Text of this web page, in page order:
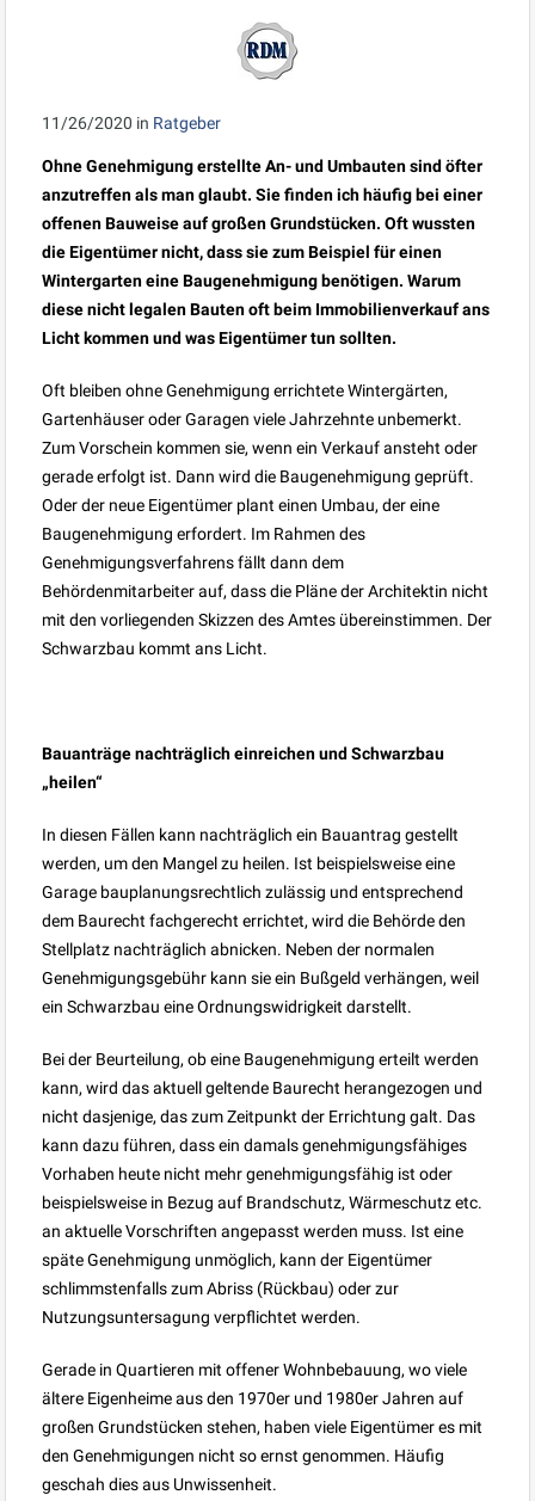
11/26/2020 in Ratgeber
Ohne Genehmigung erstellte An- und Umbauten sind öfter
anzutreffen als man glaubt. Sie finden ich häufig bei einer
offenen Bauweise auf großen Grundstücken. Oft wussten
die Eigentümer nicht, dass sie zum Beispiel für einen
Wintergarten eine Baugenehmigung benötigen. Warum
diese nicht legalen Bauten oft beim Immobilienverkauf ans
Licht kommen und was Eigentümer tun sollten.
Oft bleiben ohne Genehmigung errichtete Wintergärten,
Gartenhäuser oder Garagen viele Jahrzehnte unbemerkt.
Zum Vorschein kommen sie, wenn ein Verkauf ansteht oder
gerade erfolgt ist. Dann wird die Baugenehmigung geprüft.
Oder der neue Eigentümer plant einen Umbau, der eine
Baugenehmigung erfordert. Im Rahmen des
Genehmigungsverfahrens fällt dann dem
Behördenmitarbeiter auf, dass die Pläne der Architektin nicht
mit den vorliegenden Skizzen des Amtes übereinstimmen. Der
Schwarzbau kommt ans Licht.
Bauanträge nachträglich einreichen und Schwarzbau
„heilen“
In diesen Fällen kann nachträglich ein Bauantrag gestellt
werden, um den Mangel zu heilen. Ist beispielsweise eine
Garage bauplanungsrechtlich zulässig und entsprechend
dem Baurecht fachgerecht errichtet, wird die Behörde den
Stellplatz nachträglich abnicken. Neben der normalen
Genehmigungsgebühr kann sie ein Bußgeld verhängen, weil
ein Schwarzbau eine Ordnungswidrigkeit darstellt.
Bei der Beurteilung, ob eine Baugenehmigung erteilt werden
kann, wird das aktuell geltende Baurecht herangezogen und
nicht dasjenige, das zum Zeitpunkt der Errichtung galt. Das
kann dazu führen, dass ein damals genehmigungsfähiges
Vorhaben heute nicht mehr genehmigungsfähig ist oder
beispielsweise in Bezug auf Brandschutz, Wärmeschutz etc.
an aktuelle Vorschriften angepasst werden muss. Ist eine
späte Genehmigung unmöglich, kann der Eigentümer
schlimmstenfalls zum Abriss (Rückbau) oder zur
Nutzungsuntersagung verpflichtet werden.
Gerade in Quartieren mit offener Wohnbebauung, wo viele
ältere Eigenheime aus den 1970er und 1980er Jahren auf
großen Grundstücken stehen, haben viele Eigentümer es mit
den Genehmigungen nicht so ernst genommen. Häufig
geschah dies aus Unwissenheit.